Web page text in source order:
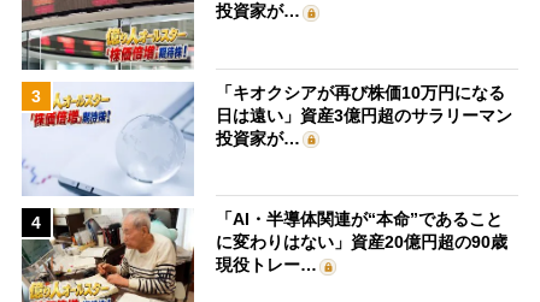
投資家が…
3
「キオクシアが再び株価10万円になる
日は遠い」資産3億円超のサラリーマン
投資家が…
4
「AI・半導体関連が“本命”であること
に変わりはない」資産20億円超の90歳
現役トレー…